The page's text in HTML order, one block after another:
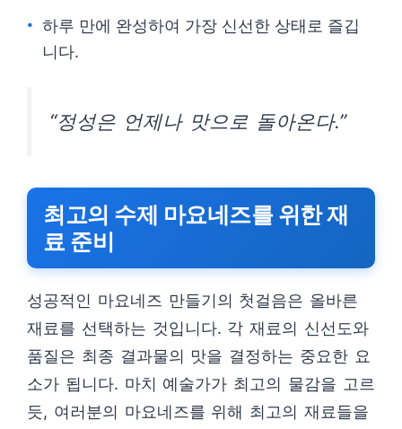
하루 만에 완성하여 가장 신선한 상태로 즐깁
니다.
“정성은 언제나 맛으로 돌아온다.”
최고의 수제 마요네즈를 위한 재
료 준비
성공적인 마요네즈 만들기의 첫걸음은 올바른
재료를 선택하는 것입니다. 각 재료의 신선도와
품질은 최종 결과물의 맛을 결정하는 중요한 요
소가 됩니다. 마치 예술가가 최고의 물감을 고르
듯, 여러분의 마요네즈를 위해 최고의 재료들을